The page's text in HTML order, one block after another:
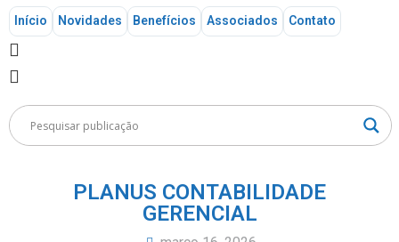
Início Novidades Benefícios Associados Contato
PLANUS CONTABILIDADE
GERENCIAL